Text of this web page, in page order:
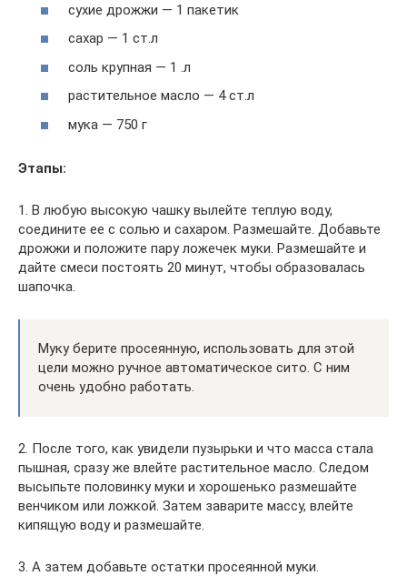
сухие дрожжи — 1 пакетик
сахар — 1 ст.л
соль крупная — 1 .л
растительное масло — 4 ст.л
мука — 750 г
Этапы:
1. В любую высокую чашку вылейте теплую воду,
соедините ее с солью и сахаром. Размешайте. Добавьте
дрожжи и положите пару ложечек муки. Размешайте и
дайте смеси постоять 20 минут, чтобы образовалась
шапочка.
Муку берите просеянную, использовать для этой
цели можно ручное автоматическое сито. С ним
очень удобно работать.
2. После того, как увидели пузырьки и что масса стала
пышная, сразу же влейте растительное масло. Следом
высыпьте половинку муки и хорошенько размешайте
венчиком или ложкой. Затем заварите массу, влейте
кипящую воду и размешайте.
3. А затем добавьте остатки просеянной муки.